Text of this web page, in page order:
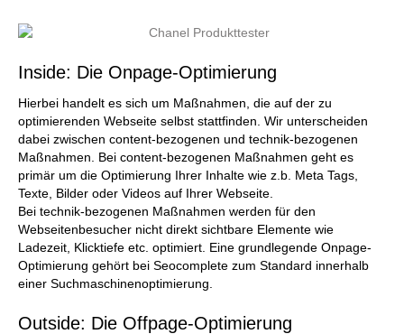
Inside: Die Onpage-Optimierung
Hierbei handelt es sich um Maßnahmen, die auf der zu
optimierenden Webseite selbst stattfinden. Wir unterscheiden
dabei zwischen content-bezogenen und technik-bezogenen
Maßnahmen. Bei content-bezogenen Maßnahmen geht es
primär um die Optimierung Ihrer Inhalte wie z.b. Meta Tags,
Texte, Bilder oder Videos auf Ihrer Webseite.
Bei technik-bezogenen Maßnahmen werden für den
Webseitenbesucher nicht direkt sichtbare Elemente wie
Ladezeit, Klicktiefe etc. optimiert. Eine grundlegende Onpage-
Optimierung gehört bei Seocomplete zum Standard innerhalb
einer Suchmaschinenoptimierung.
Outside: Die Offpage-Optimierung